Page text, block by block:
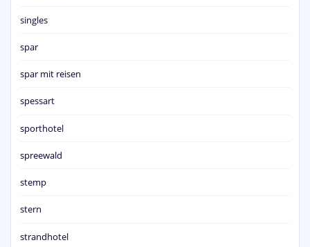
singles
spar
spar mit reisen
spessart
sporthotel
spreewald
stemp
stern
strandhotel